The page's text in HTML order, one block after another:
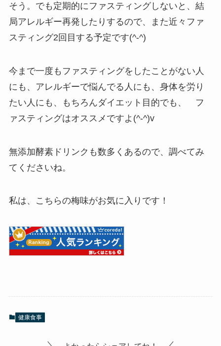
そう。でも定期的にファスティングしないと、結
局アレルギー再発したりするので、また近々ファ
スティング2回目する予定です(^-^)
今まで一度もファスティングをしたことがない人
にも、アレルギーで悩んでる人にも、身体を労り
たい人にも、もちろんダイエット目的でも、 フ
ァスティングはオススメですよ(^-^)v
無添加酵素ドリンクも数多くあるので、調べてみ
てくださいね。
私は、こちらの梅味がお気に入りです！
健康食事